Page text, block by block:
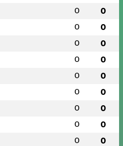
0 0
0 0
0 0
0 0
0 0
0 0
0 0
0 0
0 0